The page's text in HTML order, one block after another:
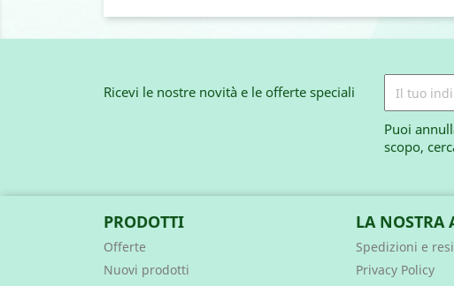
Ricevi le nostre novità e le offerte speciali
Puoi
scopo,
PRODOTTI
Offerte
Nuovi prodotti
LA NOSTRA
Spedizioni e resi
Privacy Policy